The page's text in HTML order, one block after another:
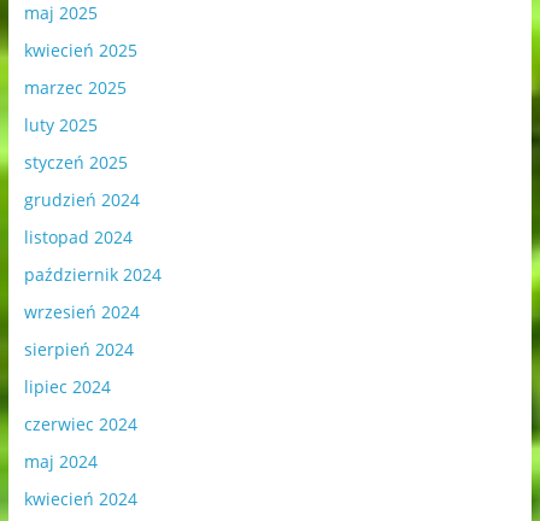
maj 2025
kwiecień 2025
marzec 2025
luty 2025
styczeń 2025
grudzień 2024
listopad 2024
październik 2024
wrzesień 2024
sierpień 2024
lipiec 2024
czerwiec 2024
maj 2024
kwiecień 2024